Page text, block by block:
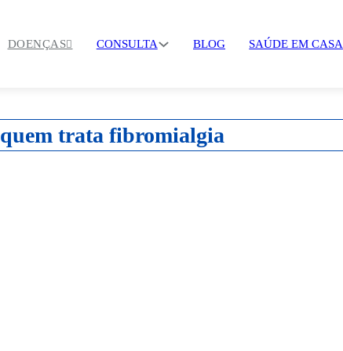
DOENÇAS CONSULTA BLOG SAÚDE EM CASA
quem trata fibromialgia